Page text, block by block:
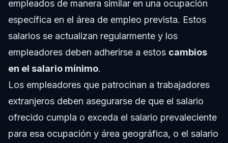
empleados de manera similar en una ocupación
específica en el área de empleo prevista. Estos
salarios se actualizan regularmente y los
empleadores deben adherirse a estos cambios
en el salario mínimo.
Los empleadores que patrocinan a trabajadores
extranjeros deben asegurarse de que el salario
ofrecido cumpla o exceda el salario prevaleciente
para esa ocupación y área geográfica, o el salario